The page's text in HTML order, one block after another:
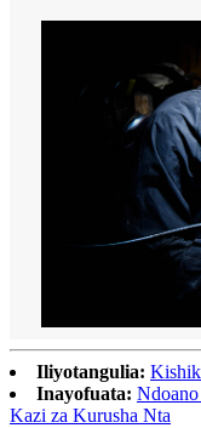
Iliyotangulia:
Inayofuata:
Kazi za Kurusha Nta